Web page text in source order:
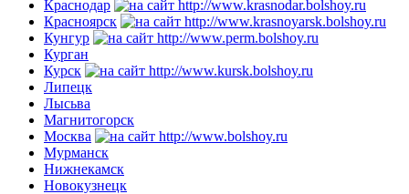
Краснодар
Красноярск
Кунгур
Курган
Курск
Липецк
Лысьва
Магнитогорск
Москва
Мурманск
Нижнекамск
Новокузнецк